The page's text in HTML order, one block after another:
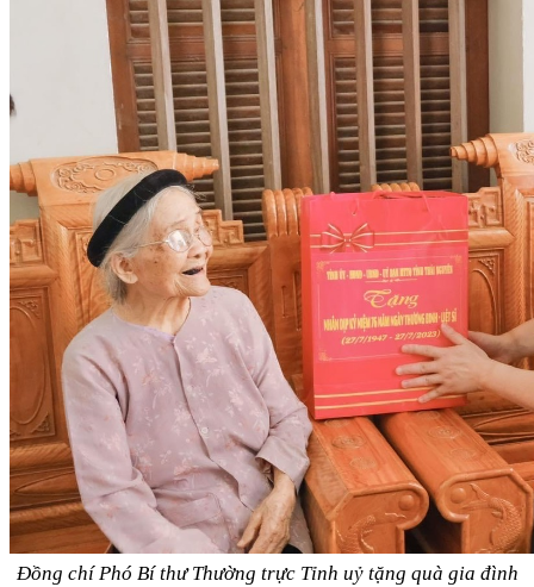
Đồng chí Phó Bí thư Thường trực Tỉnh uỷ tặng quà gia đình